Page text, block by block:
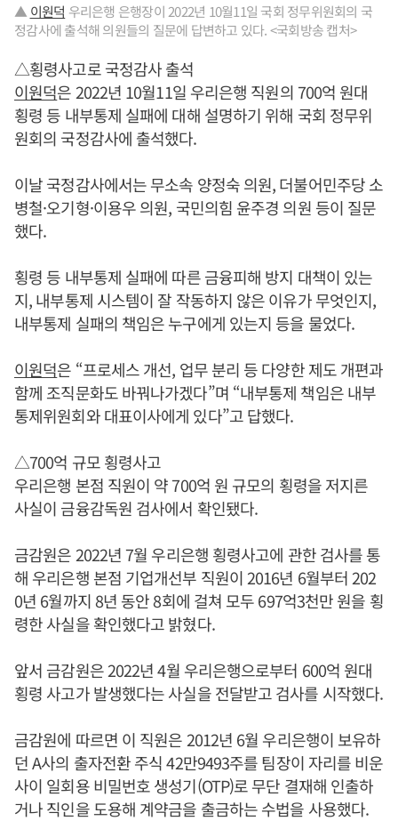
▲ 이원덕 우리은행 은행장이 2022년 10월11일 국회 정무위원회의 국
정감사에 출석해 의원들의 질문에 답변하고 있다. <국회방송 캡처>
△횡령사고로 국정감사 출석
이원덕은 2022년 10월11일 우리은행 직원의 700억 원대
횡령 등 내부통제 실패에 대해 설명하기 위해 국회 정무위
원회의 국정감사에 출석했다.
이날 국정감사에서는 무소속 양정숙 의원, 더불어민주당 소
병철·오기형·이용우 의원, 국민의힘 윤주경 의원 등이 질문
했다.
횡령 등 내부통제 실패에 따른 금융피해 방지 대책이 있는
지, 내부통제 시스템이 잘 작동하지 않은 이유가 무엇인지,
내부통제 실패의 책임은 누구에게 있는지 등을 물었다.
이원덕은 “프로세스 개선, 업무 분리 등 다양한 제도 개편과
함께 조직문화도 바꿔나가겠다”며 “내부통제 책임은 내부
통제위원회와 대표이사에게 있다”고 답했다.
△700억 규모 횡령사고
우리은행 본점 직원이 약 700억 원 규모의 횡령을 저지른
사실이 금융감독원 검사에서 확인됐다.
금감원은 2022년 7월 우리은행 횡령사고에 관한 검사를 통
해 우리은행 본점 기업개선부 직원이 2016년 6월부터 202
0년 6월까지 8년 동안 8회에 걸쳐 모두 697억3천만 원을 횡
령한 사실을 확인했다고 밝혔다.
앞서 금감원은 2022년 4월 우리은행으로부터 600억 원대
횡령 사고가 발생했다는 사실을 전달받고 검사를 시작했다.
금감원에 따르면 이 직원은 2012년 6월 우리은행이 보유하
던 A사의 출자전환 주식 42만9493주를 팀장이 자리를 비운
사이 일회용 비밀번호 생성기(OTP)로 무단 결재해 인출하
거나 직인을 도용해 계약금을 출금하는 수법을 사용했다.